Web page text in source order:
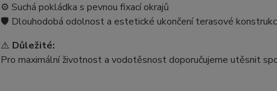
⚙️ Suchá pokládka s pevnou fixací okrajů
🛡️ Dlouhodobá odolnost a estetické ukončení terasové
⚠️ Důležité:
Pro maximální životnost a vodotěsnost doporučujeme utěsnit